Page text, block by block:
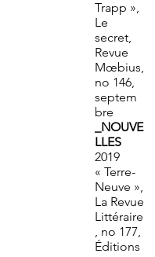
Trapp »,
Le
secret,
Revue
Mœbius,
no 146,
septem
bre
_NOUVE
LLES
2019
« Terre-
Neuve »,
La Revue
Littéraire
, no 177,
Éditions